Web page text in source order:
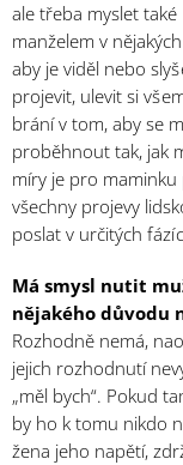
ale třeba myslet
manželem v
aby je viděl nebo
projevit, ulevit si
brání v tom, aby se
proběhnout tak, jak
míry je pro
všechny projevy
poslat v určitých
Má smysl nutit
nějakého důvodu
Rozhodně nemá,
jejich rozhodnutí
„měl bych“. Pokud
by ho k tomu nikdo
žena jeho napětí,